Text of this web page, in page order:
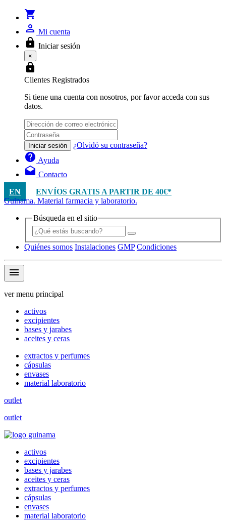
shopping_cart
person_outline Mi cuenta
lock Iniciar sesión
×
lock
Clientes Registrados
Si tiene una cuenta con nosotros, por favor acceda con sus
datos.
Iniciar sesión ¿Olvidó su contraseña?
help Ayuda
drafts Contacto
EN
ENVÍOS GRATIS A PARTIR DE 40€*
Guinama. Material farmacia y laboratorio.
Búsqueda en el sitio
Quiénes somos Instalaciones GMP Condiciones
menu
ver menu principal
activos
excipientes
bases y jarabes
aceites y ceras
extractos y perfumes
cápsulas
envases
material laboratorio
outlet
outlet
activos
excipientes
bases y jarabes
aceites y ceras
extractos y perfumes
cápsulas
envases
material laboratorio